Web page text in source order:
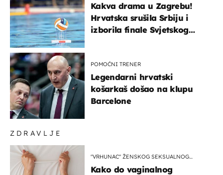
ZDRAVLJE
"VRHUNAC" ŽENSKOG SEKSUALNOG
Kako do vaginalnog
Kakva drama u Zagrebu!
Hrvatska srušila Srbiju i
izborila finale Svjetskog
POMOĆNI TRENER
Legendarni hrvatski
košarkaš došao na klupu
Barcelone